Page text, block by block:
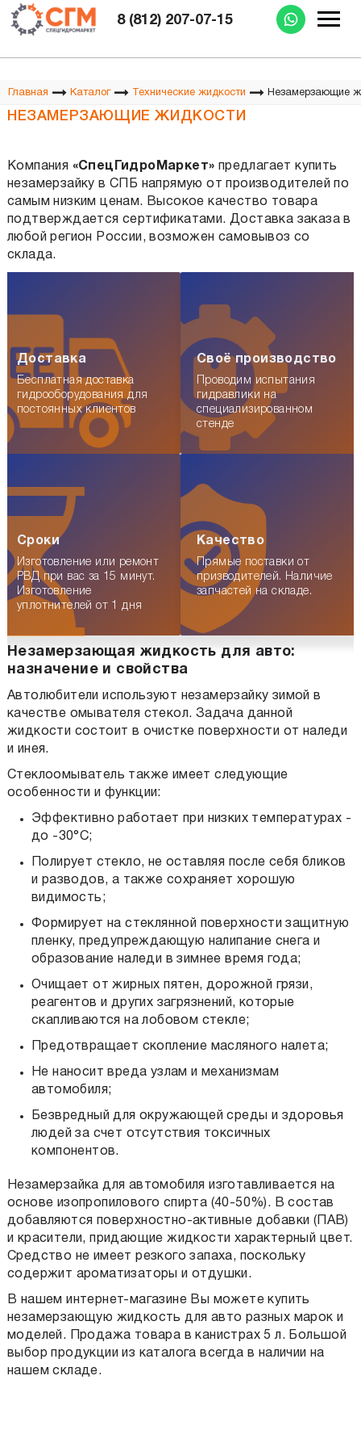
8 (812) 207-07-15
Изготовление РВД при Вас за 15 минут
Главная Каталог Технические жидкости Незамерзающие
НЕЗАМЕРЗАЮЩИЕ ЖИДКОСТИ
Компания «СпецГидроМаркет» предлагает купить
незамерзайку в СПБ напрямую от производителей по
самым низким ценам. Высокое качество товара
подтверждается сертификатами. Доставка заказа в
любой регион России, возможен самовывоз со
склада.
Доставка
Бесплатная доставка
гидрооборудования для
постоянных клиентов
Своё производство
Проводим испытания
гидравлики на
специализированном
стенде
Сроки
Изготовление или ремонт
РВД при вас за 15 минут.
Изготовление
уплотнителей от 1 дня
Качество
Прямые поставки от
призводителей. Наличие
запчастей на складе.
Незамерзающая жидкость для авто:
назначение и свойства
Автолюбители используют незамерзайку зимой в
качестве омывателя стекол. Задача данной
жидкости состоит в очистке поверхности от наледи
и инея.
Стеклоомыватель также имеет следующие
особенности и функции:
Эффективно работает при низких температурах -
до -30°С;
Полирует стекло, не оставляя после себя бликов
и разводов, а также сохраняет хорошую
видимость;
Формирует на стеклянной поверхности защитную
пленку, предупреждающую налипание снега и
образование наледи в зимнее время года;
Очищает от жирных пятен, дорожной грязи,
реагентов и других загрязнений, которые
скапливаются на лобовом стекле;
Предотвращает скопление масляного налета;
Не наносит вреда узлам и механизмам
автомобиля;
Безвредный для окружающей среды и здоровья
людей за счет отсутствия токсичных
компонентов.
Незамерзайка для автомобиля изготавливается на
основе изопропилового спирта (40-50%). В состав
добавляются поверхностно-активные добавки (ПАВ)
и красители, придающие жидкости характерный цвет.
Средство не имеет резкого запаха, поскольку
содержит ароматизаторы и отдушки.
В нашем интернет-магазине Вы можете купить
незамерзающую жидкость для авто разных марок и
моделей. Продажа товара в канистрах 5 л. Большой
выбор продукции из каталога всегда в наличии на
нашем складе.